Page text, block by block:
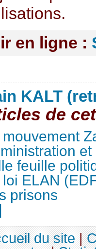
en ligne :
KALT
de
mouvement
feuille
loi ELAN
prisons
du site|